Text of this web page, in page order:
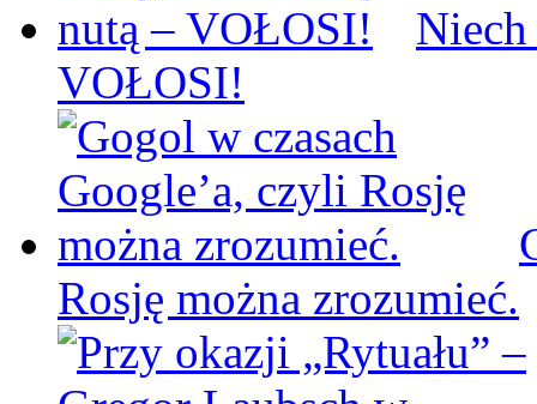
VOŁOSI!
Rosję można zrozumieć.